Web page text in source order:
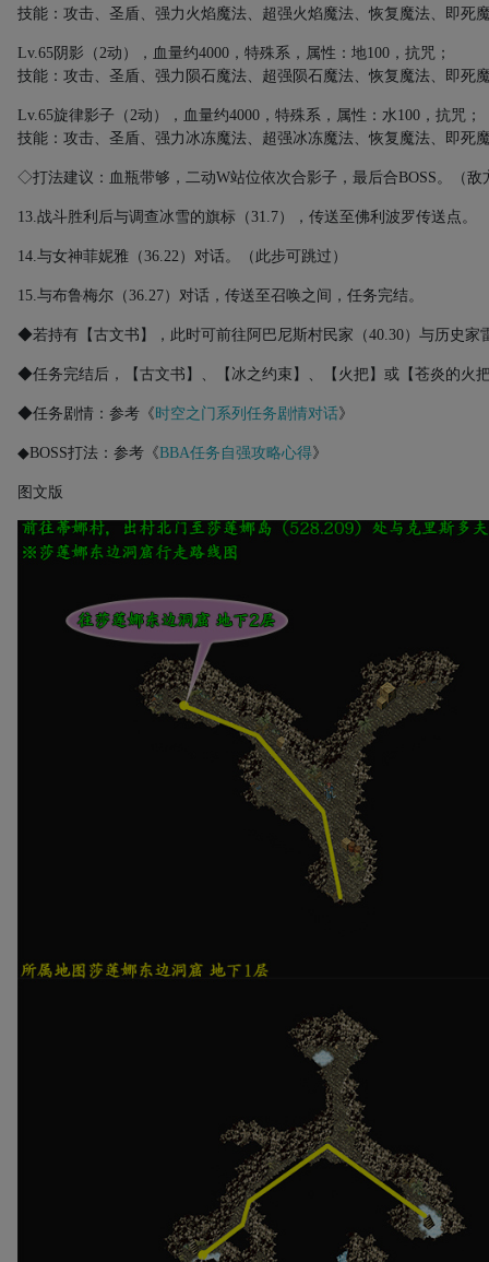
技能：攻击、圣盾、强力火焰魔法、超强火焰魔法、恢复魔法、即死
Lv.65 阴影 （2动） ，血量约4000 ，特殊系，属性：地100 ，抗咒；
技能：攻击、圣盾、强力陨石魔法、超强陨石魔法、恢复魔法、即死
Lv.65旋律影子 （2动） ，血量约4000 ，特殊系，属性：水100 ，抗咒；
技能：攻击、圣盾、强力冰冻魔法、超强冰冻魔法、恢复魔法、即死
◇打法建议：血瓶带够，二动W站位依次合影子，最后合BOSS。（敌
13.战斗胜利后与调查冰雪的旗标（31.7），传送至佛利波罗传送点。
14.与女神菲妮雅（36.22）对话。（此步可跳过）
15.与布鲁梅尔（36.27）对话，传送至召唤之间，任务完结。
◆若持有【古文书】，此时可前往阿巴尼斯村民家（40.30）与历史家
◆任务完结后，【古文书】、【冰之约束】、【火把】或【苍炎的火
◆任务剧情：参考《时空之门系列任务剧情对话》
◆BOSS打法：参考《BBA任务自强攻略心得》
图文版